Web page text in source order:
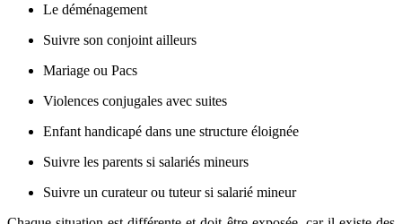
Le déménagement
Suivre son conjoint ailleurs
Mariage ou Pacs
Violences conjugales avec suites
Enfant handicapé dans une structure éloignée
Suivre les parents si salariés mineurs
Suivre un curateur ou tuteur si salarié mineur